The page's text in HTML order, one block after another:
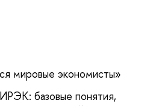
мировые экономисты»
базовые понятия,